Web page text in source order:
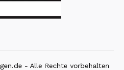
- Alle Rechte vorbehalten